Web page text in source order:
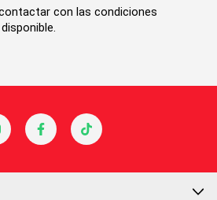
con las condiciones